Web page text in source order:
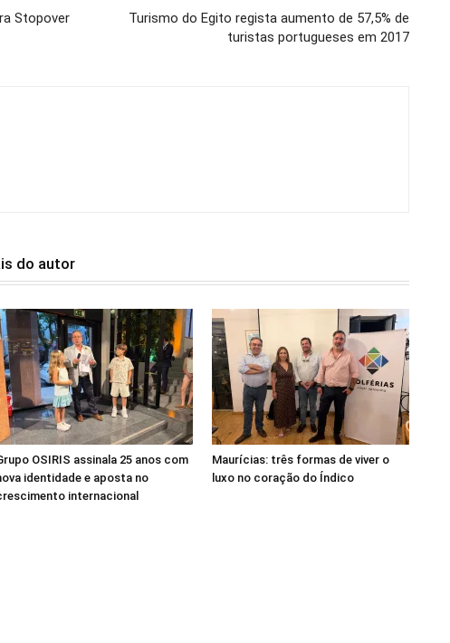
Stopover
Turismo do Egito regista aumento de 57,5% de
turistas portugueses em 2017
do autor
OSIRIS assinala 25 anos com
identidade e aposta no
internacional
Maurícias: três formas de viver o
luxo no coração do Índico